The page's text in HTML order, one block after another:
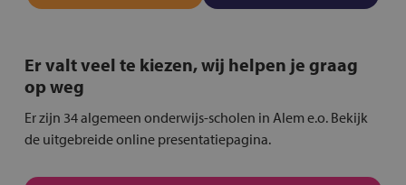
Er valt veel te kiezen, wij helpen je graag
op weg
Er zijn 34 algemeen onderwijs-scholen in Alem e.o. Bekijk
de uitgebreide online presentatiepagina.